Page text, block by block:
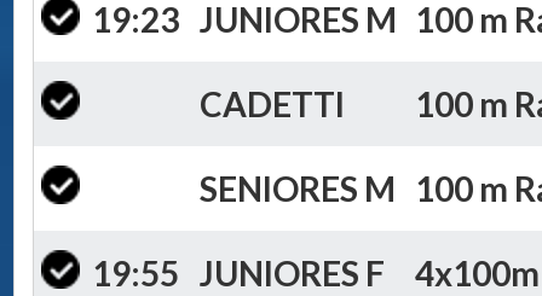
19:23 JUNIORES M 100 m
CADETTI 100 m
SENIORES M 100 m
19:55 JUNIORES F